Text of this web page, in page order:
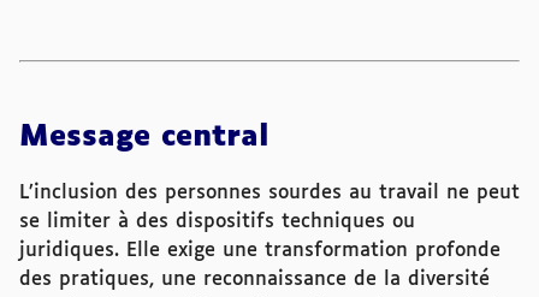
Message central
L’inclusion des personnes sourdes au travail ne peut
se limiter à des dispositifs techniques ou
juridiques. Elle exige une transformation profonde
des pratiques, une reconnaissance de la diversité